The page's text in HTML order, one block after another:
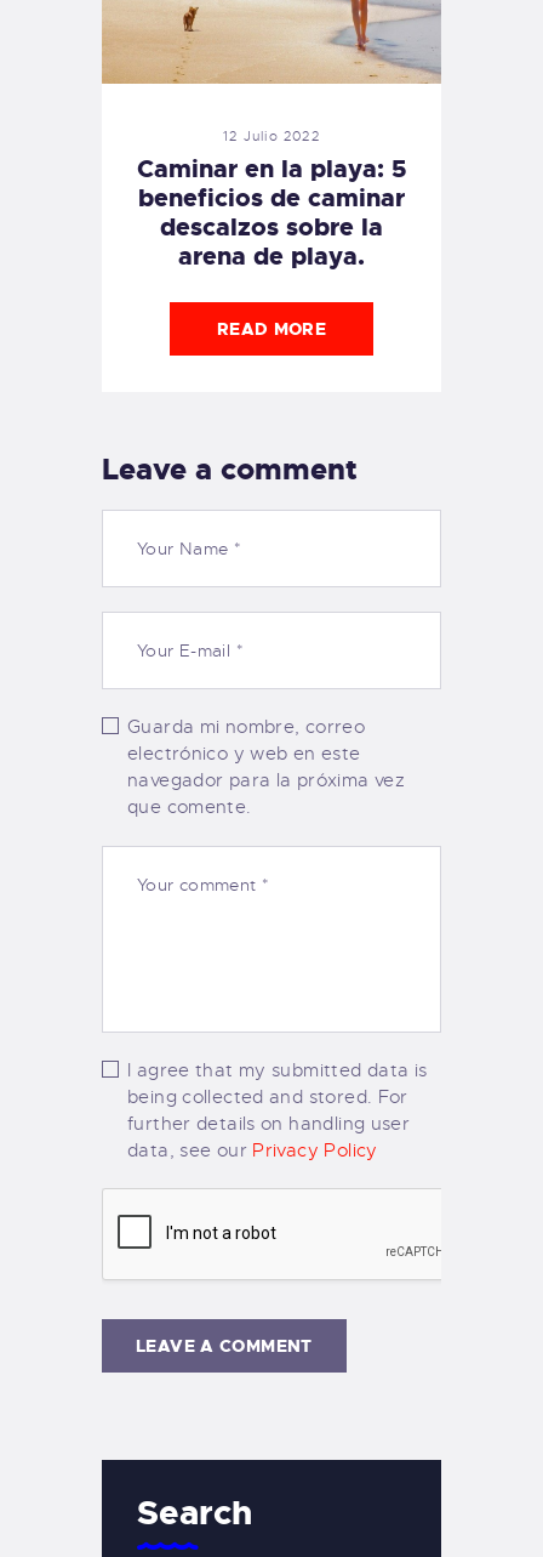
12 Julio 2022
Caminar en la playa: 5
beneficios de caminar
descalzos sobre la
arena de playa.
READ MORE
Leave a comment
Guarda mi nombre, correo
electrónico y web en este
navegador para la próxima vez
que comente.
I agree that my submitted data is
being collected and stored. For
further details on handling user
data, see our Privacy Policy
Search